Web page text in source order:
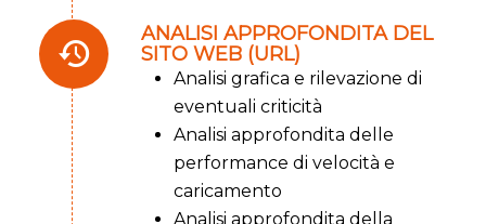
ANALISI APPROFONDITA DEL
SITO WEB (URL)
Analisi grafica e rilevazione di
eventuali criticità
Analisi approfondita delle
performance di velocità e
caricamento
Analisi approfondita della